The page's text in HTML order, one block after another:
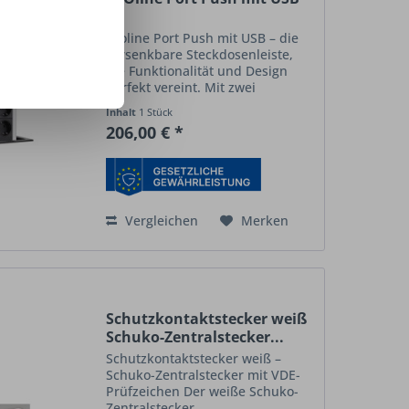
Evoline Port Push mit USB – die
versenkbare Steckdosenleiste,
die Funktionalität und Design
perfekt vereint. Mit zwei
Schukosteckdosen und einem
integrierten USB-Charger (5 V,
2,2 A, Typ A) bietet sie flexible
Inhalt 1 Stück
206,00 € *
Vergleichen Merken
Schutzkontaktstecker weiß
Schuko-Zentralstecker...
Schutzkontaktstecker weiß –
Schuko-Zentralstecker mit VDE-
Prüfzeichen Der weiße Schuko-